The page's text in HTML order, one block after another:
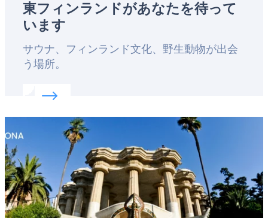
東フィンランドがあなたを待って
います
Lead
サウナ、フィンランド文化、野生動物が出会
う場所。
Read more about:
image